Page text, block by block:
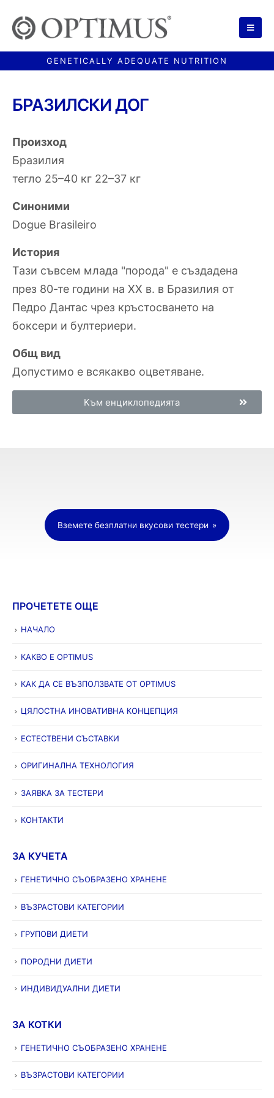
БРАЗИЛСКИ ДОГ
Произход
Бразилия
тегло 25–40 кг 22–37 кг
Синоними
Dogue Brasileiro
История
Тази съвсем млада "порода" е създадена
през 80-те години на ХХ в. в Бразилия от
Педро Дантас чрез кръстосването на
боксери и бултериери.
Общ вид
Допустимо е всякакво оцветяване.
Към енциклопедията
Вземете безплатни вкусови тестери
ПРОЧЕТЕТЕ ОЩЕ
НАЧАЛО
КАКВО Е OPTIMUS
КАК ДА СЕ ВЪЗПОЛЗВАТЕ ОТ OPTIMUS
ЦЯЛОСТНА ИНОВАТИВНА КОНЦЕПЦИЯ
ЕСТЕСТВЕНИ СЪСТАВКИ
ОРИГИНАЛНА ТЕХНОЛОГИЯ
ЗАЯВКА ЗА ТЕСТЕРИ
КОНТАКТИ
ЗА КУЧЕТА
ГЕНЕТИЧНО СЪОБРАЗЕНО ХРАНЕНЕ
ВЪЗРАСТОВИ КАТЕГОРИИ
ГРУПОВИ ДИЕТИ
ПОРОДНИ ДИЕТИ
ИНДИВИДУАЛНИ ДИЕТИ
ЗА КОТКИ
ГЕНЕТИЧНО СЪОБРАЗЕНО ХРАНЕНЕ
ВЪЗРАСТОВИ КАТЕГОРИИ